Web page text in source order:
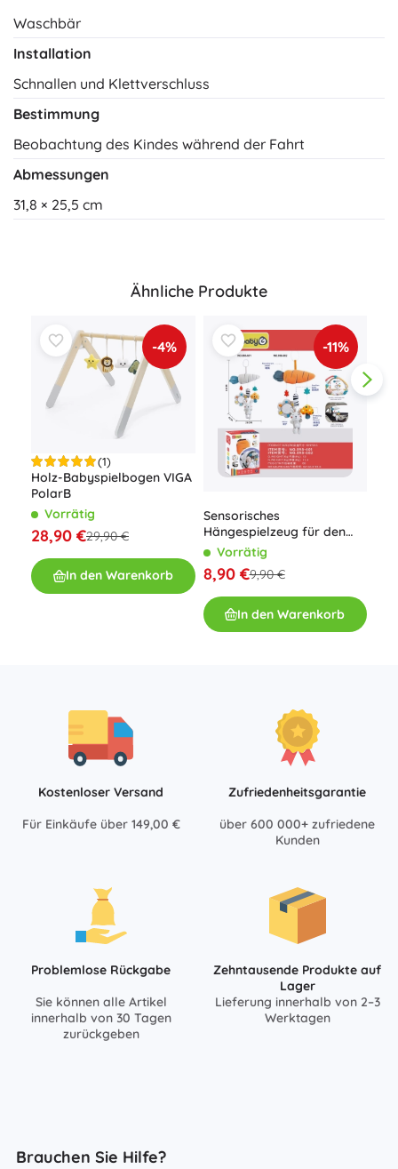
Waschbär
Installation
Schnallen und Klettverschluss
Bestimmung
Beobachtung des Kindes während der Fahrt
Abmessungen
31,8 × 25,5 cm
Ähnliche Produkte
-4%
(1)
Holz-Babyspielbogen VIGA
PolarB
Vorrätig
28,90 €29,90 €
In den Warenkorb
-11%
Sensorisches
Hängespielzeug für den
Kinderwagen für die
Vorrätig
8,90 €9,90 €
In den Warenkorb
Kostenloser Versand
Für Einkäufe über 149,00 €
Zufriedenheitsgarantie
über 600 000+ zufriedene
Kunden
Problemlose Rückgabe
Sie können alle Artikel
innerhalb von 30 Tagen
zurückgeben
Zehntausende Produkte auf
Lager
Lieferung innerhalb von 2–3
Werktagen
Brauchen Sie Hilfe?